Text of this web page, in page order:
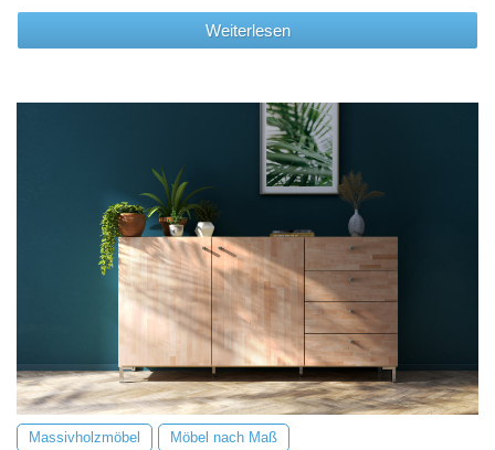
Weiterlesen
Massivholzmöbel Möbel nach Maß